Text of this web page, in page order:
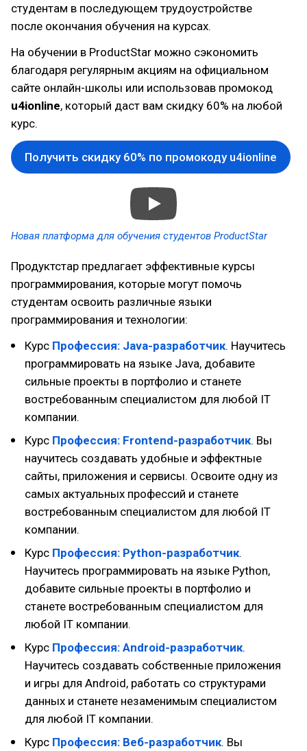
студентам в последующем трудоустройстве
после окончания обучения на курсах.
На обучении в ProductStar можно сэкономить
благодаря регулярным акциям на официальном
сайте онлайн-школы или использовав промокод
u4ionline, который даст вам скидку 60% на любой
курс.
Получить скидку 60% по промокоду u4ionline
Новая платформа для обучения студентов ProductStar
Продуктстар предлагает эффективные курсы
программирования, которые могут помочь
студентам освоить различные языки
программирования и технологии:
Курс Профессия: Java-разработчик. Научитесь
программировать на языке Java, добавите
сильные проекты в портфолио и станете
востребованным специалистом для любой IT
компании.
Курс Профессия: Frontend-разработчик. Вы
научитесь создавать удобные и эффектные
сайты, приложения и сервисы. Освоите одну из
самых актуальных профессий и станете
востребованным специалистом для любой IT
компании.
Курс Профессия: Python-разработчик.
Научитесь программировать на языке Python,
добавите сильные проекты в портфолио и
станете востребованным специалистом для
любой IT компании.
Курс Профессия: Android-разработчик.
Научитесь создавать собственные приложения
и игры для Android, работать со структурами
данных и станете незаменимым специалистом
для любой IT компании.
Курс Профессия: Веб-разработчик. Вы